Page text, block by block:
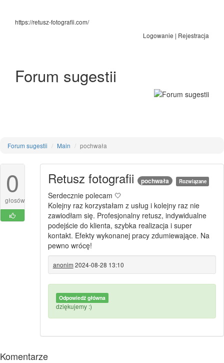
https://retusz-fotografii.com/
Logowanie | Rejestracja
Forum sugestii
Forum sugestii Main pochwała
0
głosów
Retusz fotografii pochwała Rozwiązane
Serdecznie polecam 🤍
Kolejny raz korzystałam z usług i kolejny raz nie
zawiodłam się. Profesjonalny retusz, indywidualne
podejście do klienta, szybka realizacja i super
kontakt. Efekty wykonanej pracy zdumiewające. Na
pewno wrócę!
anonim 2024-08-28 13:10
Odpowiedź główna
dziękujemy :)
Komentarze